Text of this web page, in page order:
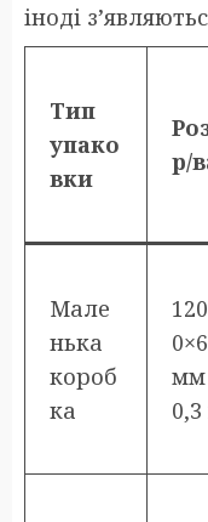
іноді
Тип
упако
вки
р/
Мале
нька
короб
ка
мм
0,3